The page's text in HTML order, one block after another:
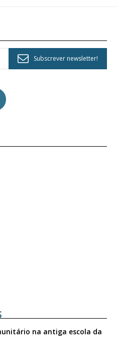
Subscrever newsletter!
na antiga escola da